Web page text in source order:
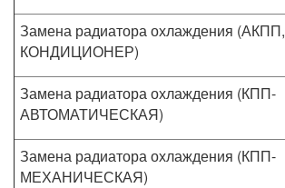
Замена радиатора охлаждения (АКПП,
КОНДИЦИОНЕР)
Замена радиатора охлаждения (КПП-
АВТОМАТИЧЕСКАЯ)
Замена радиатора охлаждения (КПП-
МЕХАНИЧЕСКАЯ)